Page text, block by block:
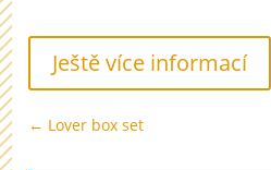
Ještě více informací
← Lover box set